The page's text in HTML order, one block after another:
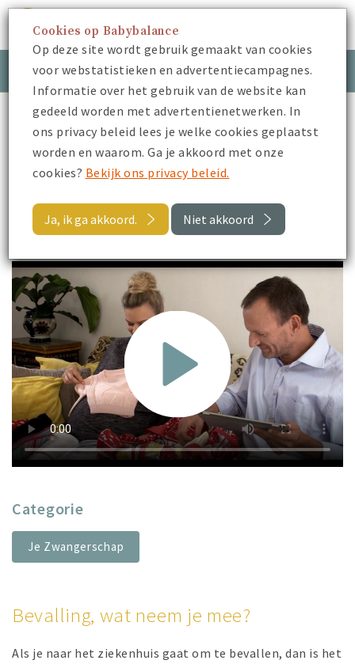
Inloggen Meld je aan
Babybalance Je Zwangerschap
Kraamzorg
Bevalling, wat neem je mee?
Bevalling, wat neem je mee?
Categorie
Je Zwangerschap
Bevalling, wat neem je mee?
Als je naar het ziekenhuis gaat om te bevallen, dan is het
Cookies op Babybalance
Op deze site wordt gebruik gemaakt van cookies
voor webstatistieken en advertentiecampagnes.
Informatie over het gebruik van de website kan
gedeeld worden met advertentienetwerken. In
ons privacy beleid lees je welke cookies geplaatst
worden en waarom. Ga je akkoord met onze
cookies? Bekijk ons privacy beleid.
Ja, ik ga akkoord. Niet akkoord